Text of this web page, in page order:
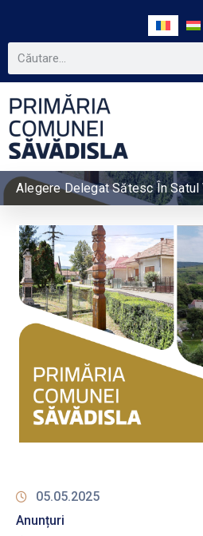
Alegere Delegat Sătesc În Satul
05.05.2025
Anunțuri